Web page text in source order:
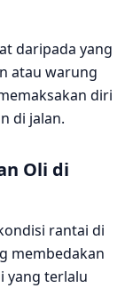
daripada yang
atau warung
diri
di jalan.
Oli di
rantai di
membedakan
yang terlalu